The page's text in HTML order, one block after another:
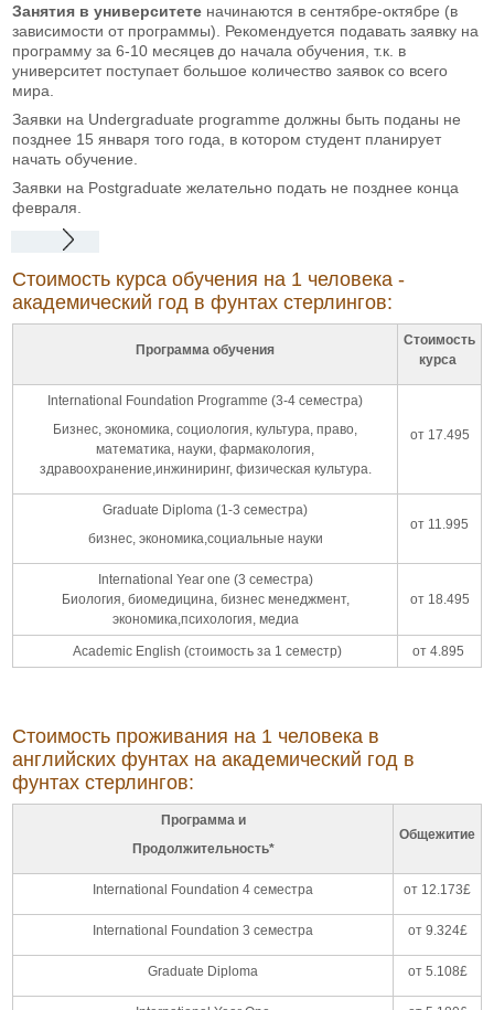
Занятия в университете начинаются в сентябре-октябре (в
зависимости от программы). Рекомендуется подавать заявку на
программу за 6-10 месяцев до начала обучения, т.к. в
университет поступает большое количество заявок со всего
мира.
Заявки на Undergraduate programme должны быть поданы не
позднее 15 января того года, в котором студент планирует
начать обучение.
Заявки на Postgraduate желательно подать не позднее конца
февраля.
Стоимость курса обучения на 1 человека -
академический год в фунтах стерлингов:
Программа обучения
Стоимость
курса
International Foundation Programme (3-4 семестра)
Бизнес, экономика, социология, культура, право,
математика, науки, фармакология,
здравоохранение,инжиниринг, физическая культура.
от 17.495
Graduate Diploma (1-3 семестра)
бизнес, экономика,социальные науки
от 11.995
International Year one (3 семестра)
Биология, биомедицина, бизнес менеджмент,
экономика,психология, медиа
от 18.495
Academic English (стоимость за 1 семестр) от 4.895
Стоимость проживания на 1 человека в
английских фунтах на академический год в
фунтах стерлингов:
Программа и
Продолжительность*
Общежитие
International Foundation 4 семестра от 12.173£
International Foundation 3 семестра от 9.324£
Graduate Diploma от 5.108£